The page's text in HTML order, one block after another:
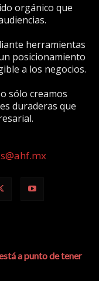
orgánico que
herramientas
posicionamiento
a los negocios.
sólo creamos
duraderas que
a punto de tener